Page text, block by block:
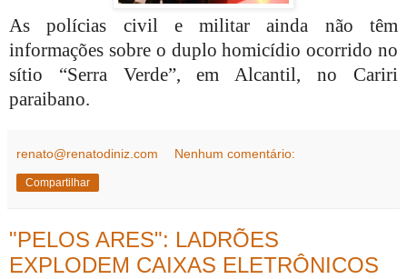
As polícias civil e militar ainda não têm
informações sobre o duplo homicídio ocorrido no
sítio “Serra Verde”, em Alcantil, no Cariri
paraibano.
renato@renatodiniz.com Nenhum comentário:
Compartilhar
"PELOS ARES": LADRÕES
EXPLODEM CAIXAS ELETRÔNICOS